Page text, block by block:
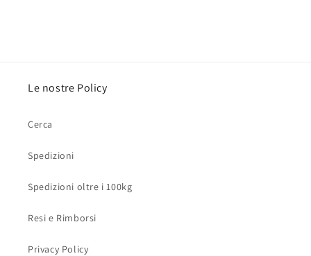
Le nostre Policy
Cerca
Spedizioni
Spedizioni oltre i 100kg
Resi e Rimborsi
Privacy Policy